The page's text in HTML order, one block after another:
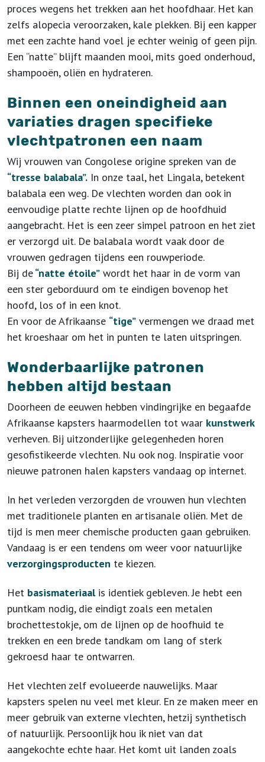
proces wegens het trekken aan het hoofdhaar. Het kan
zelfs alopecia veroorzaken, kale plekken. Bij een kapper
met een zachte hand voel je echter weinig of geen pijn.
Een “natte” blijft maanden mooi, mits goed onderhoud,
shampooën, oliën en hydrateren.
Binnen een oneindigheid aan
variaties dragen specifieke
vlechtpatronen een naam
Wij vrouwen van Congolese origine spreken van de
“tresse balabala”. In onze taal, het Lingala, betekent
balabala een weg. De vlechten worden dan ook in
eenvoudige platte rechte lijnen op de hoofdhuid
aangebracht. Het is een zeer simpel patroon en het ziet
er verzorgd uit. De balabala wordt vaak door de
vrouwen gedragen tijdens een rouwperiode.
Bij de“natte étoile” wordt het haar in de vorm van
een ster geborduurd om te eindigen bovenop het
hoofd, los of in een knot.
En voor de Afrikaanse “tige” vermengen we draad met
het kroeshaar om het in punten te laten uitspringen.
Wonderbaarlijke patronen
hebben altijd bestaan
Doorheen de eeuwen hebben vindingrijke en begaafde
Afrikaanse kapsters haarmodellen tot waar kunstwerk
verheven. Bij uitzonderlijke gelegenheden horen
gesofistikeerde vlechten. Nu ook nog. Inspiratie voor
nieuwe patronen halen kapsters vandaag op internet.
In het verleden verzorgden de vrouwen hun vlechten
met traditionele planten en artisanale oliën. Met de
tijd is men meer chemische producten gaan gebruiken.
Vandaag is er een tendens om weer voor natuurlijke
verzorgingsproducten te kiezen.
Het basismateriaalis identiek gebleven. Je hebt een
puntkam nodig, die eindigt zoals een metalen
brochettestokje, om de lijnen op de hoofhuid te
trekken en een brede tandkam om lang of sterk
gekroesd haar te ontwarren.
Het vlechten zelf evolueerde nauwelijks. Maar
kapsters spelen nu veel met kleur. En ze maken meer en
meer gebruik van externe vlechten, hetzij synthetisch
of natuurlijk. Persoonlijk hou ik niet van dat
aangekochte echte haar. Het komt uit landen zoals